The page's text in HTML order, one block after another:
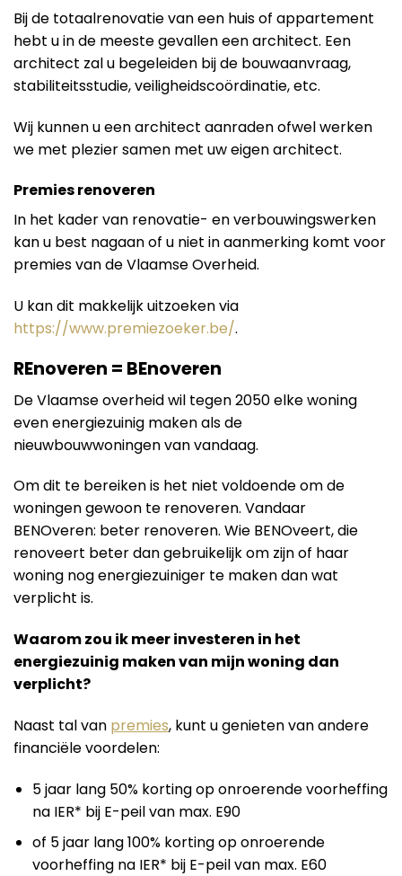
Bij de totaalrenovatie van een huis of appartement
hebt u in de meeste gevallen een architect. Een
architect zal u begeleiden bij de bouwaanvraag,
stabiliteitsstudie, veiligheidscoördinatie, etc.
Wij kunnen u een architect aanraden ofwel werken
we met plezier samen met uw eigen architect.
Premies renoveren
In het kader van renovatie- en verbouwingswerken
kan u best nagaan of u niet in aanmerking komt voor
premies van de Vlaamse Overheid.
U kan dit makkelijk uitzoeken via
https://www.premiezoeker.be/.
REnoveren = BEnoveren
De Vlaamse overheid wil tegen 2050 elke woning
even energiezuinig maken als de
nieuwbouwwoningen van vandaag.
Om dit te bereiken is het niet voldoende om de
woningen gewoon te renoveren. Vandaar
BENOveren: beter renoveren. Wie BENOveert, die
renoveert beter dan gebruikelijk om zijn of haar
woning nog energiezuiniger te maken dan wat
verplicht is.
Waarom zou ik meer investeren in het
energiezuinig maken van mijn woning dan
verplicht?
Naast tal van premies, kunt u genieten van andere
financiële voordelen:
5 jaar lang 50% korting op onroerende voorheffing
na IER* bij E-peil van max. E90
of 5 jaar lang 100% korting op onroerende
voorheffing na IER* bij E-peil van max. E60